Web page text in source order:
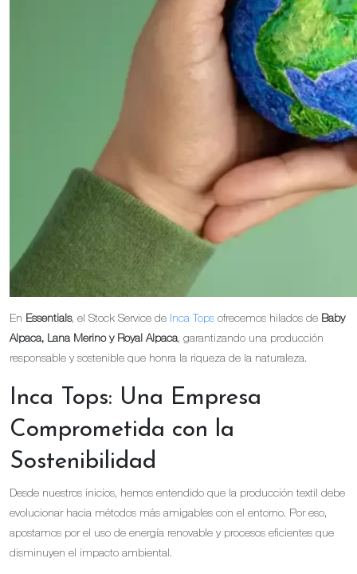
En Essentials, el Stock Service de Inca Tops ofrecemos hilados de Baby
Alpaca, Lana Merino y Royal Alpaca, garantizando una producción
responsable y sostenible que honra la riqueza de la naturaleza.
Inca Tops: Una Empresa
Comprometida con la
Sostenibilidad
Desde nuestros inicios, hemos entendido que la producción textil debe
evolucionar hacia métodos más amigables con el entorno. Por eso,
apostamos por el uso de energía renovable y procesos eficientes que
disminuyen el impacto ambiental.